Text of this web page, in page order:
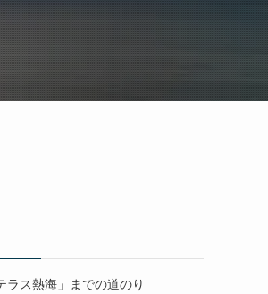
ラス熱海」までの道のり